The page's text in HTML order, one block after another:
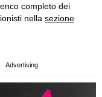
completo dei
nella sezione
Advertising